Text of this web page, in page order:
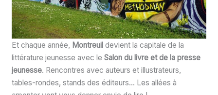
Et chaque année, Montreuildevient la capitale de la
littérature jeunesse avec le Salon du livre et de la presse
jeunesse. Rencontres avec auteurs et illustrateurs,
tables-rondes, stands des éditeurs… Les allées à